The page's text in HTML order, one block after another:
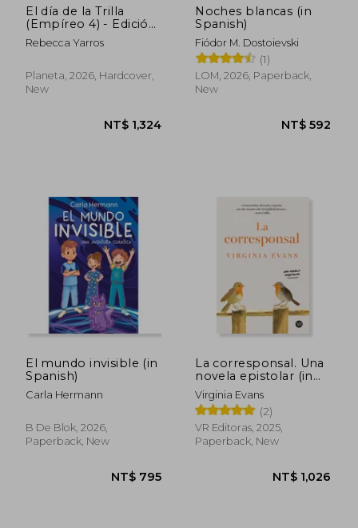
El día de la Trilla
(Empíreo 4) - Edición
limitada con cantos
tintados (in Spanish)
Rebecca Yarros
Planeta, 2026, Hardcover,
New
NT$ 1,324
Noches blancas (in
Spanish)
Fiódor M. Dostoievski
(1)
LOM, 2026, Paperback,
New
El mundo invisible (in
Spanish)
Carla Hermann
B De Blok, 2026,
Paperback, New
La corresponsal. Una
novela epistolar (in
Spanish)
Virginia Evans
(2)
VR Editoras, 2025,
Paperback, New